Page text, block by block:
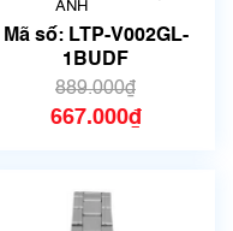
ANH
Mã số: LTP-V002GL-
1BUDF
889.000₫
667.000₫